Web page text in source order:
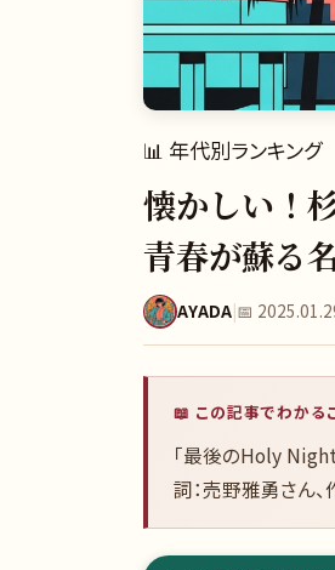
📊 年代別ランキング
懐かしい！
青春が蘇る
AYADA|📅
📖 この記事でわかる
「最後のHoly
詞：売野雅勇さん